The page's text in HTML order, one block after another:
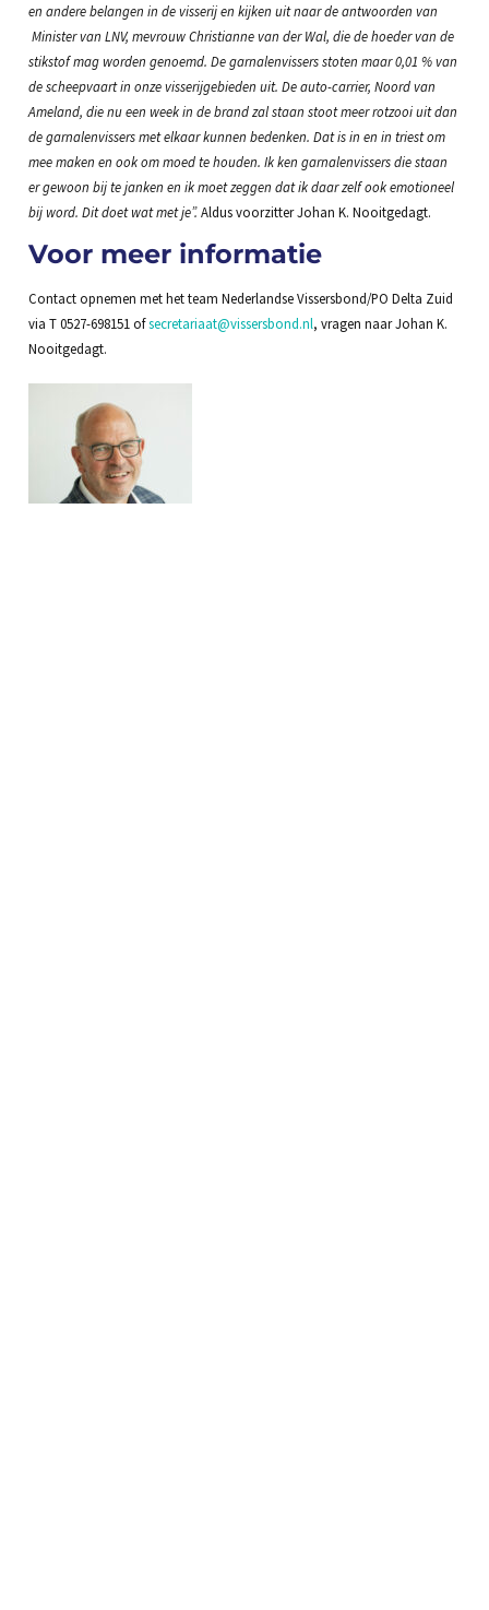
en andere belangen in de visserij en kijken uit naar de antwoorden van
Minister van LNV, mevrouw Christianne van der Wal, die de hoeder van de
stikstof mag worden genoemd. De garnalenvissers stoten maar 0,01 % van
de scheepvaart in onze visserijgebieden uit. De auto-carrier, Noord van
Ameland, die nu een week in de brand zal staan stoot meer rotzooi uit dan
de garnalenvissers met elkaar kunnen bedenken. Dat is in en in triest om
mee maken en ook om moed te houden. Ik ken garnalenvissers die staan
er gewoon bij te janken en ik moet zeggen dat ik daar zelf ook emotioneel
bij word. Dit doet wat met je”.Aldus voorzitter Johan K. Nooitgedagt.
Voor meer informatie
Contact opnemen met het team Nederlandse Vissersbond/PO Delta Zuid
via T 0527-698151 ofsecretariaat@vissersbond.nl, vragen naar Johan K.
Nooitgedagt.